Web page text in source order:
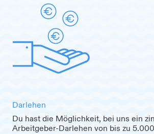
Darlehen
Du hast die Möglichkeit, bei uns ein
Arbeitgeber-Darlehen von bis zu